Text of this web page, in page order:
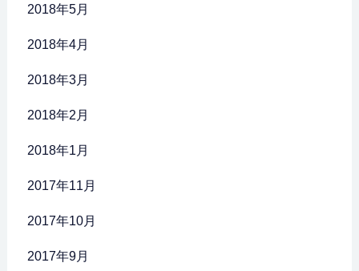
2018年5月
2018年4月
2018年3月
2018年2月
2018年1月
2017年11月
2017年10月
2017年9月